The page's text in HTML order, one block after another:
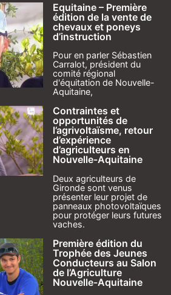
Equitaine – Première
édition de la vente de
chevaux et poneys
d’instruction
Pour en parler Sébastien
Carralot, président du
comité régional
d'équitation de Nouvelle-
Aquitaine,
Contraintes et
opportunités de
l’agrivoltaïsme, retour
d’expérience
d’agriculteurs en
Nouvelle-Aquitaine
Deux agriculteurs de
Gironde sont venus
présenter leur projet de
panneaux photovoltaïques
pour protéger leurs futures
vaches.
Première édition du
Trophée des Jeunes
Conducteurs au Salon
de l’Agriculture
Nouvelle-Aquitaine